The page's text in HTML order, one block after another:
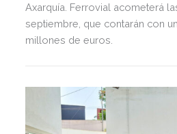
Axarquía. Ferrovial acometerá
septiembre, que contarán con
millones de euros.